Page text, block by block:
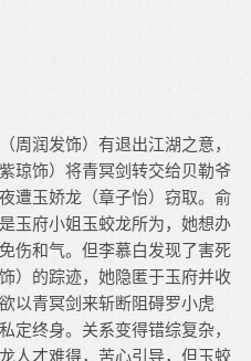
发饰）有退出江湖之意，
琼饰）将青冥剑转交给贝勒爷
遭玉娇龙（章子怡）窃取。俞
玉府小姐玉蛟龙所为，她想办
伤和气。但李慕白发现了害死
）的踪迹，她隐匿于玉府并收
以青冥剑来斩断阻碍罗小虎
定终身。关系变得错综复杂，
人才难得，苦心引导，但玉蛟